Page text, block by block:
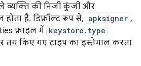
व्यक्ति की निजी कुंजी और
होता है. डिफ़ॉल्ट रूप से, apksigner ,
फ़ाइल में keystore.type
तय किए गए टाइप का इस्तेमाल करता